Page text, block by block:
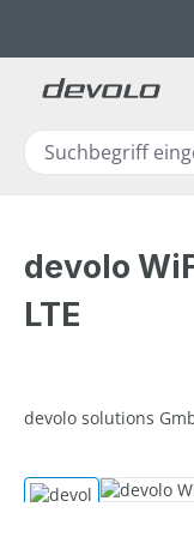
devolo
LTE
devolo solutions
Bildergalerie